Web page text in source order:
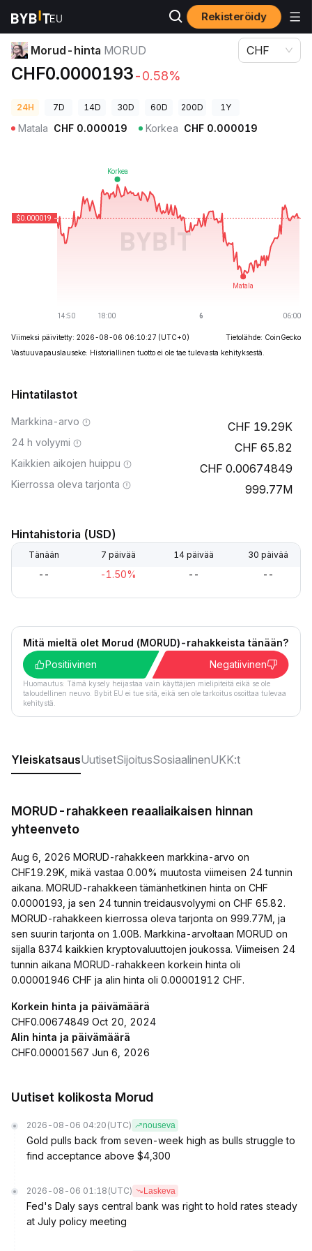
Rekisteröidy
Kryptohinnat
Morud-hinta MORUD
CHF0.0000193-0.58%
CHF
24H 7D 14D 30D 60D 200D 1Y
Matala CHF 0.000019 Korkea CHF 0.000019
Viimeksi päivitetty: 2026-08-06 06:10:27 (UTC+0)
Tietolähde: CoinGecko
Vastuuvapauslauseke: Historiallinen tuotto ei ole tae tulevasta kehityksestä.
Hintatilastot
Markkina-arvo 19.29K
24 h volyymi 65.82
Kaikkien aikojen huippu 0.00674849
Kierrossa oleva tarjonta 999.77M
Hintahistoria (USD)
Tänään 7 päivää 14 päivää 30 päivää
-- -1.50% -- --
Mitä mieltä olet Morud (MORUD)-rahakkeista tänään?
Positiivinen
Negatiivinen
Huomautus: Tämä kysely heijastaa vain käyttäjien mielipiteitä eikä se ole
taloudellinen neuvo. Bybit EU ei tue sitä, eikä sen ole tarkoitus osoittaa tulevaa
kehitystä.
YleiskatsausUutisetSijoitusSosiaalinenUKK:t
MORUD-rahakkeen reaaliaikaisen hinnan
yhteenveto
Aug 6, 2026 MORUD-rahakkeen markkina-arvo on
CHF19.29K, mikä vastaa 0.00% muutosta viimeisen 24 tunnin
aikana. MORUD-rahakkeen tämänhetkinen hinta on CHF
0.0000193, ja sen 24 tunnin treidausvolyymi on CHF 65.82.
MORUD-rahakkeen kierrossa oleva tarjonta on 999.77M, ja
sen suurin tarjonta on 1.00B. Markkina-arvoltaan MORUD on
sijalla 8374 kaikkien kryptovaluuttojen joukossa. Viimeisen 24
tunnin aikana MORUD-rahakkeen korkein hinta oli
0.00001946 CHF ja alin hinta oli 0.00001912 CHF.
Korkein hinta ja päivämäärä
CHF0.00674849 Oct 20, 2024
Alin hinta ja päivämäärä
CHF0.00001567 Jun 6, 2026
Uutiset kolikosta Morud
2026-08-06 04:20 (UTC) nouseva
Gold pulls back from seven-week high as bulls struggle to
find acceptance above $4,300
2026-08-06 01:18 (UTC) Laskeva
Fed's Daly says central bank was right to hold rates steady
at July policy meeting